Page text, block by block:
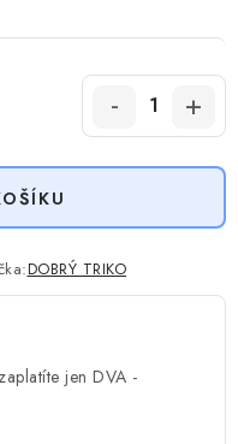
DOBRÝ TRIKO
jen DVA -